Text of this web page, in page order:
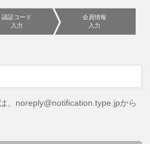
認証コード
入力
会員情報
入力
、noreply@notification.type.jpから